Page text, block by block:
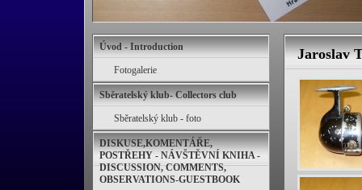
Jaroslav
Úvod - Introduction
Fotogalerie
Sběratelský klub- Collectors club
Sběratelský klub - foto
DISKUSE,KOMENTÁŘE,
POSTŘEHY - NÁVŠTĚVNÍ KNIHA -
DISCUSSION, COMMENTS,
OBSERVATIONS-GUESTBOOK